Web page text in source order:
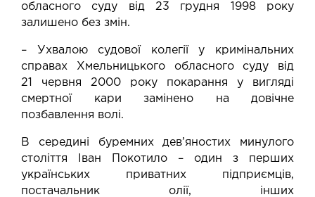
обласного суду від 23 грудня 1998 року
залишено без змін.
– Ухвалою судової колегії у кримінальних
справах Хмельницького обласного суду від
21 червня 2000 року покарання у вигляді
смертної кари замінено на довічне
позбавлення волі.
В середині буремних дев’яностих минулого
століття Іван Покотило – один з перших
українських приватних підприємців,
постачальник олії, інших